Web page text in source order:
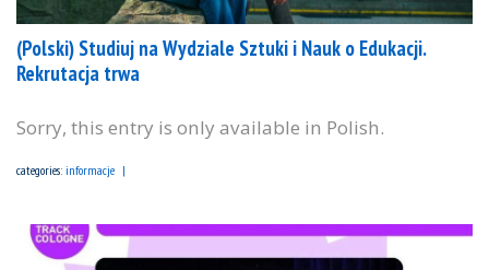
(Polski) Studiuj na Wydziale Sztuki i Nauk o Edukacji.
Rekrutacja trwa
Sorry, this entry is only available in Polish.
categories: informacje